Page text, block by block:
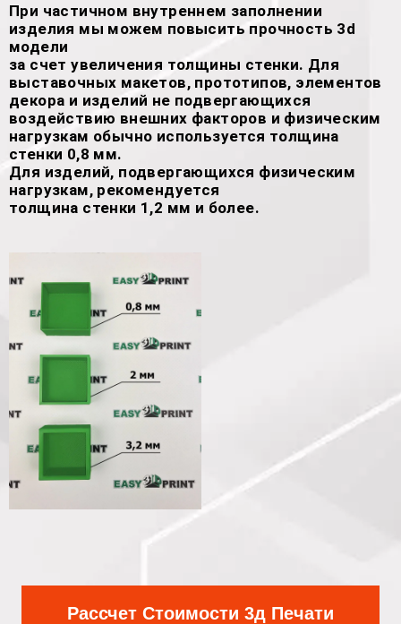
При частичном внутреннем заполнении
изделия мы можем повысить прочность 3d
модели
за счет увеличения толщины стенки. Для
выставочных макетов, прототипов, элементов
декора и изделий не подвергающихся
воздействию внешних факторов и физическим
нагрузкам обычно используется толщина
стенки 0,8 мм.
Для изделий, подвергающихся физическим
нагрузкам, рекомендуется
толщина стенки 1,2 мм и более.
Рассчет Стоимости 3д Печати